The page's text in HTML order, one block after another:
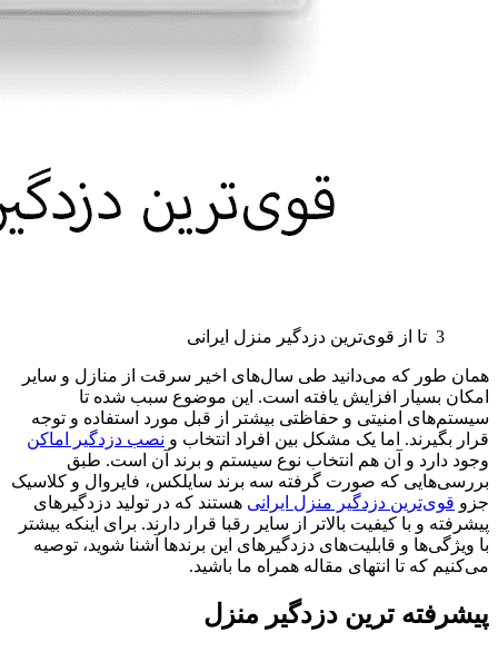
3 تا از قوی‌ترین دزدگیر منزل ایرانی
همان طور که می‌دانید طی سال‌های اخیر سرقت از منازل و سایر
امکان بسیار افزایش یافته است. این موضوع سبب شده تا
سیستم‌های امنیتی و حفاظتی بیشتر از قبل مورد استفاده و توجه
قرار بگیرند. اما یک مشکل بین افراد انتخاب و نصب دزدگیر اماکن
وجود دارد و آن هم انتخاب نوع سیستم و برند آن است. طبق
بررسی‌هایی که صورت گرفته سه برند سایلکس، فایروال و کلاسیک
جزو قوی‌ترین دزدگیر منزل ایرانی هستند که در تولید دزدگیرهای
پیشرفته و با کیفیت بالاتر از سایر رقبا قرار دارند. برای اینکه بیشتر
با ویژگی‌ها و قابلیت‌های دزدگیرهای این برندها آشنا شوید، توصیه
می‌کنیم که تا انتهای مقاله همراه ما باشید.
پیشرفته ترین دزدگیر منزل